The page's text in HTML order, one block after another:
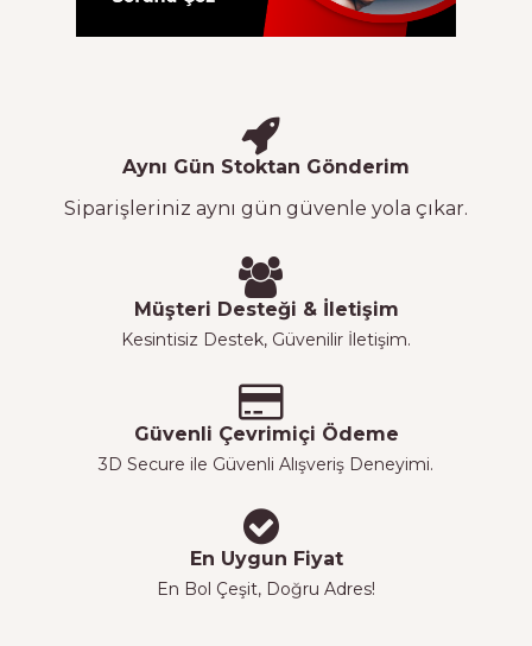
Aynı Gün Stoktan Gönderim
Siparişleriniz aynı gün güvenle yola çıkar.
Müşteri Desteği & İletişim
Kesintisiz Destek, Güvenilir İletişim.
Güvenli Çevrimiçi Ödeme
3D Secure ile Güvenli Alışveriş Deneyimi.
En Uygun Fiyat
En Bol Çeşit, Doğru Adres!